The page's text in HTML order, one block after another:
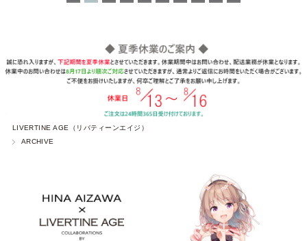
LIVERTINE AGE（リバティーンエイジ）
ARCHIVE